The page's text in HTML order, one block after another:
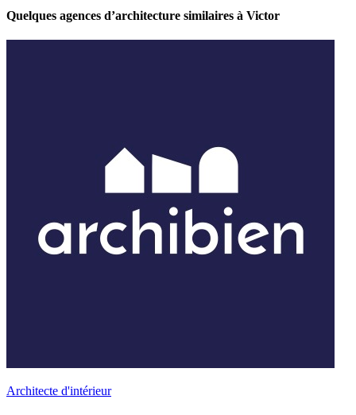
Quelques agences d’architecture similaires à Victor
Architecte d'intérieur